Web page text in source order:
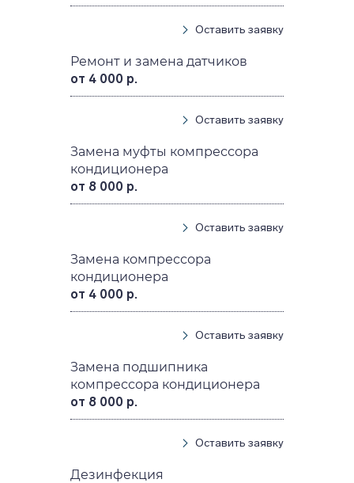
Оставить заявку
Ремонт и замена датчиков
от 4 000 р.
Оставить заявку
Замена муфты компрессора
кондиционера
от 8 000 р.
Оставить заявку
Замена компрессора
кондиционера
от 4 000 р.
Оставить заявку
Замена подшипника
компрессора кондиционера
от 8 000 р.
Оставить заявку
Дезинфекция